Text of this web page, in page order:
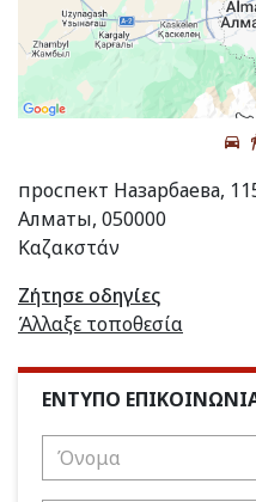
проспект Назарбаева,
Алматы, 050000
Καζακστάν
Ζήτησε οδηγίες
Άλλαξε τοποθεσία
ΕΝΤΥΠΟ